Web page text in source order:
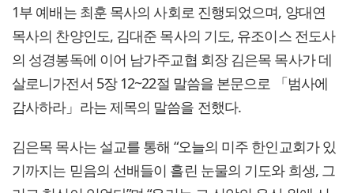
1부 예배는 최훈 목사의 사회로 진행되었으며, 양대연
목사의 찬양인도, 김대준 목사의 기도, 유조이스 전도사
의 성경봉독에 이어 남가주교협 회장 김은목 목사가 데
살로니가전서 5장 12~22절 말씀을 본문으로 「범사에
감사하라」라는 제목의 말씀을 전했다.
김은목 목사는 설교를 통해 “오늘의 미주 한인교회가 있
기까지는 믿음의 선배들이 흘린 눈물의 기도와 희생, 그